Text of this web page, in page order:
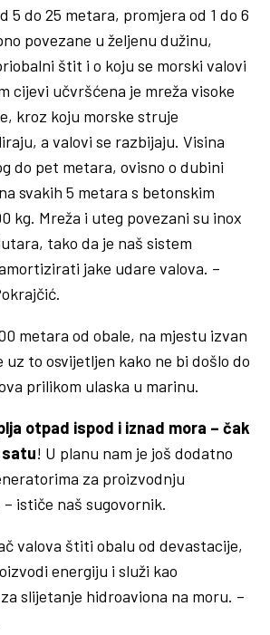
5 do 25 metara, promjera od 1 do 6
povezane u željenu dužinu,
štit i o koju se morski valovi
cijevi učvršćena je mreža visoke
kroz koju morske struje
a valovi se razbijaju. Visina
do pet metara, ovisno o dubini
svakih 5 metara s betonskim
kg. Mreža i uteg povezani su inox
tako da je naš sistem
jake udare valova. –
metara od obale, na mjestu izvan
uz to osvijetljen kako ne bi došlo do
prilikom ulaska u marinu.
otpad ispod i iznad mora – čak
satu! U planu nam je još dodatno
za proizvodnju
ističe naš sugovornik.
valova štiti obalu od devastacije,
energiju i služi kao
slijetanje hidroaviona na moru. –